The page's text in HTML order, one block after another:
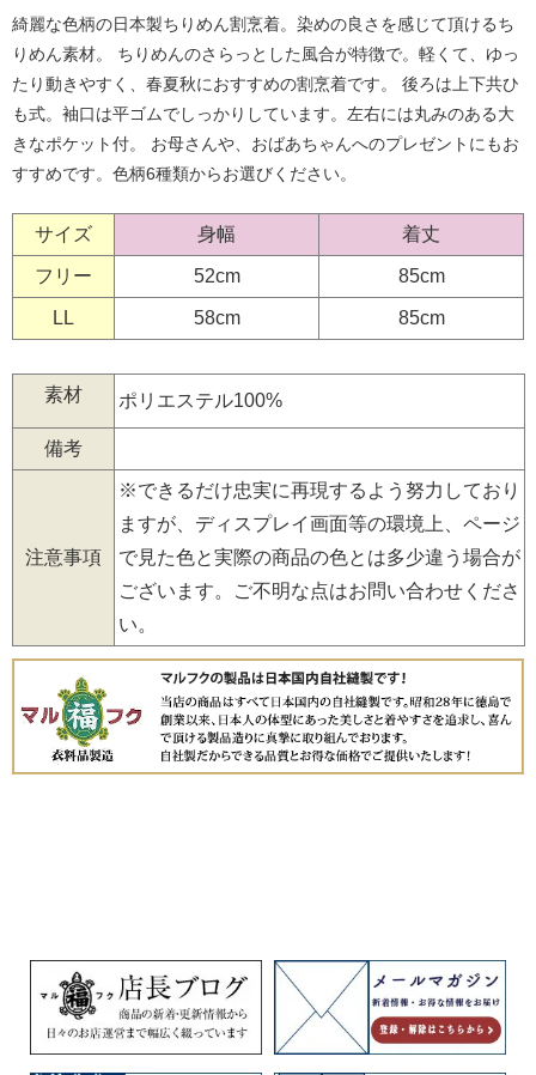
綺麗な色柄の日本製ちりめん割烹着。染めの良さを感じて頂けるち
りめん素材。 ちりめんのさらっとした風合が特徴で。軽くて、ゆっ
たり動きやすく、春夏秋におすすめの割烹着です。 後ろは上下共ひ
も式。袖口は平ゴムでしっかりしています。左右には丸みのある大
きなポケット付。 お母さんや、おばあちゃんへのプレゼントにもお
すすめです。色柄6種類からお選びください。
サイズ 身幅 着丈
フリー 52cm 85cm
LL 58cm 85cm
素材 ポリエステル100%
備考
注意事項
※できるだけ忠実に再現するよう努力しており
ますが、ディスプレイ画面等の環境上、ページ
で見た色と実際の商品の色とは多少違う場合が
ございます。ご不明な点はお問い合わせくださ
い。